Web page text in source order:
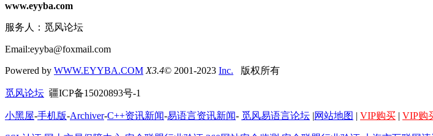
www.eyyba.com
服务人：觅风论坛
Email:eyyba@foxmail.com
Powered by WWW.EYYBA.COM X3.4© 2001-2023 Inc. 版权所有
觅风论坛 疆ICP备15020893号-1
小黑屋-手机版-Archiver-C++资讯新闻-易语言资讯新闻- 觅风易语言论坛 |网站地图 | VIP购买 | VIP购